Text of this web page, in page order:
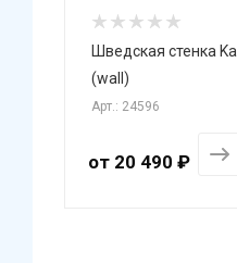
Шведская стенка
(wall)
Арт.: 24596
от 20 490 ₽